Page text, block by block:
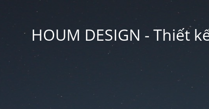
HOUM DESIGN - Thiết